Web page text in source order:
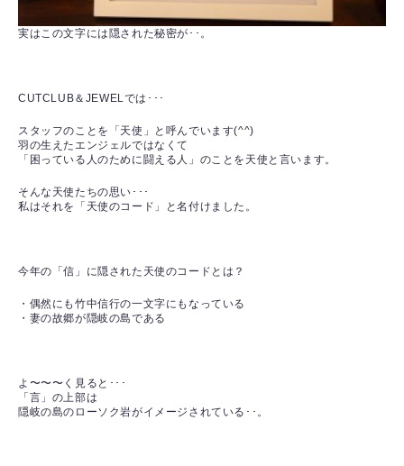
実はこの文字には隠された秘密が･･。
CUTCLUB＆JEWELでは･･･
スタッフのことを「天使」と呼んでいます(^^)
羽の生えたエンジェルではなくて
「困っている人のために闘える人」のことを天使と言います。
そんな天使たちの思い･･･
私はそれを「天使のコード」と名付けました。
今年の「信」に隠された天使のコードとは？
・偶然にも竹中信行の一文字にもなっている
・妻の故郷が隠岐の島である
よ〜〜〜く見ると･･･
「言」の上部は
隠岐の島のローソク岩がイメージされている･･。